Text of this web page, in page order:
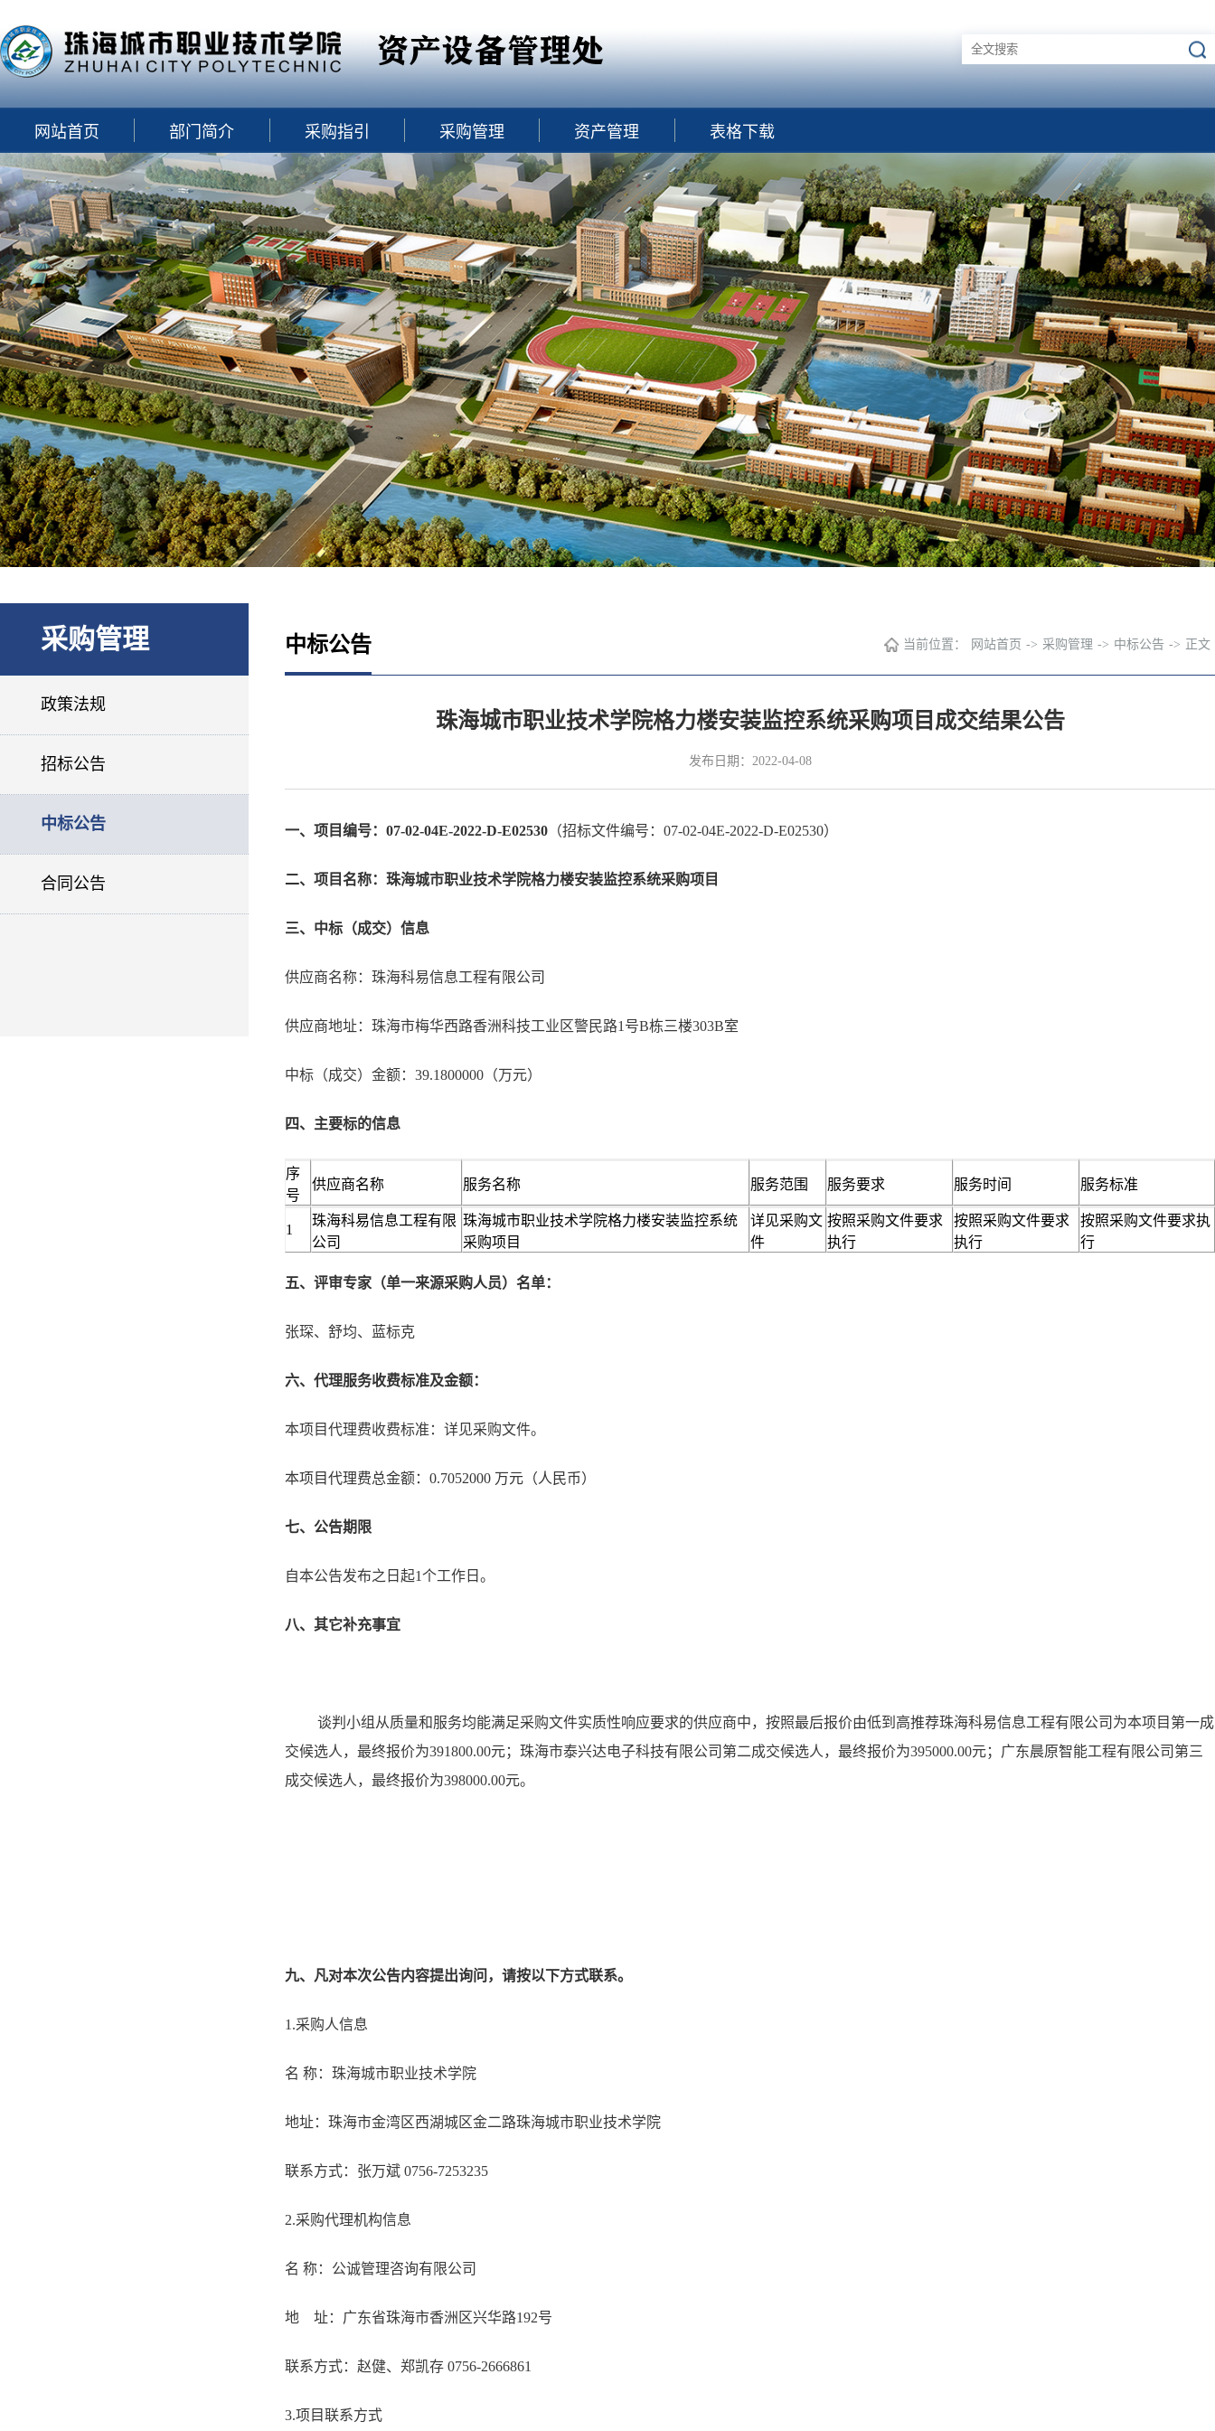
网站首页 部门简介 采购指引 采购管理 资产管理 表格下载
采购管理
政策法规
招标公告
中标公告
合同公告
中标公告 当前位置： 网站首页 -> 采购管理 -> 中标公告 -> 正文
珠海城市职业技术学院格力楼安装监控系统采购项目成交结果公告
发布日期：2022-04-08
一、项目编号：07-02-04E-2022-D-E02530 （招标文件编号：07-02-04E-2022-D-E02530）
二、项目名称：珠海城市职业技术学院格力楼安装监控系统采购项目
三、中标（成交）信息
供应商名称：珠海科易信息工程有限公司
供应商地址：珠海市梅华西路香洲科技工业区警民路1号B栋三楼303B室
中标（成交）金额：39.1800000（万元）
四、主要标的信息
序
号
供应商名称 服务名称 服务范围 服务要求 服务时间 服务标准
1
珠海科易信息工程有限
公司
珠海城市职业技术学院格力楼安装监控系统
采购项目
详见采购文
件
按照采购文件要求
执行
按照采购文件要求
执行
按照采购文件要求执
行
五、评审专家（单一来源采购人员）名单：
张琛、舒均、蓝标克
六、代理服务收费标准及金额：
本项目代理费收费标准：详见采购文件。
本项目代理费总金额：0.7052000 万元（人民币）
七、公告期限
自本公告发布之日起1个工作日。
八、其它补充事宜
谈判小组从质量和服务均能满足采购文件实质性响应要求的供应商中，按照最后报价由低到高推荐珠海科易信息工程有限公司为本项目第一成
交候选人，最终报价为391800.00元；珠海市泰兴达电子科技有限公司第二成交候选人，最终报价为395000.00元；广东晨原智能工程有限公司第三
成交候选人，最终报价为398000.00元。
九、凡对本次公告内容提出询问，请按以下方式联系。
1.采购人信息
名 称：珠海城市职业技术学院
地址：珠海市金湾区西湖城区金二路珠海城市职业技术学院
联系方式：张万斌 0756-7253235
2.采购代理机构信息
名 称：公诚管理咨询有限公司
地 址：广东省珠海市香洲区兴华路192号
联系方式：赵健、郑凯存 0756-2666861
3.项目联系方式